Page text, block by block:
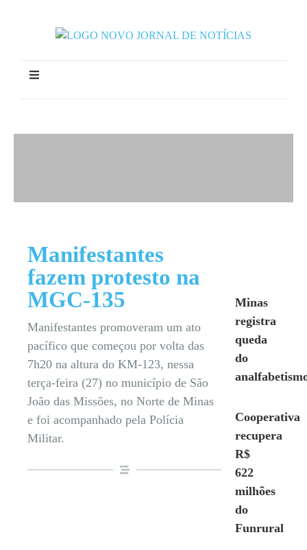
Manifestantes
fazem protesto na
MGC-135
Manifestantes promoveram um ato
pacífico que começou por volta das
7h20 na altura do KM-123, nessa
terça-feira (27) no município de São
João das Missões, no Norte de Minas
e foi acompanhado pela Polícia
Militar.
Minas
registra
queda
do
Cooperativa
recupera
R$
622
milhões
do
Funrural